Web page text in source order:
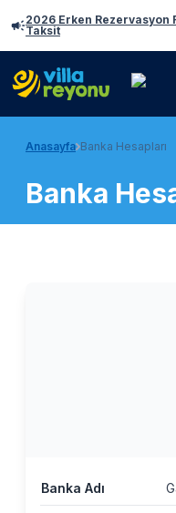
2026 Erken Rezervasyon
Taksit
Anasayfa Banka Hesapları
Banka
Banka Adı